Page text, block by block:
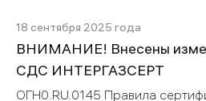
18 сентября 2025 года
ВНИМАНИЕ! Внесены
СДС ИНТЕРГАЗСЕРТ
ОГН0.RU.0145 Правила